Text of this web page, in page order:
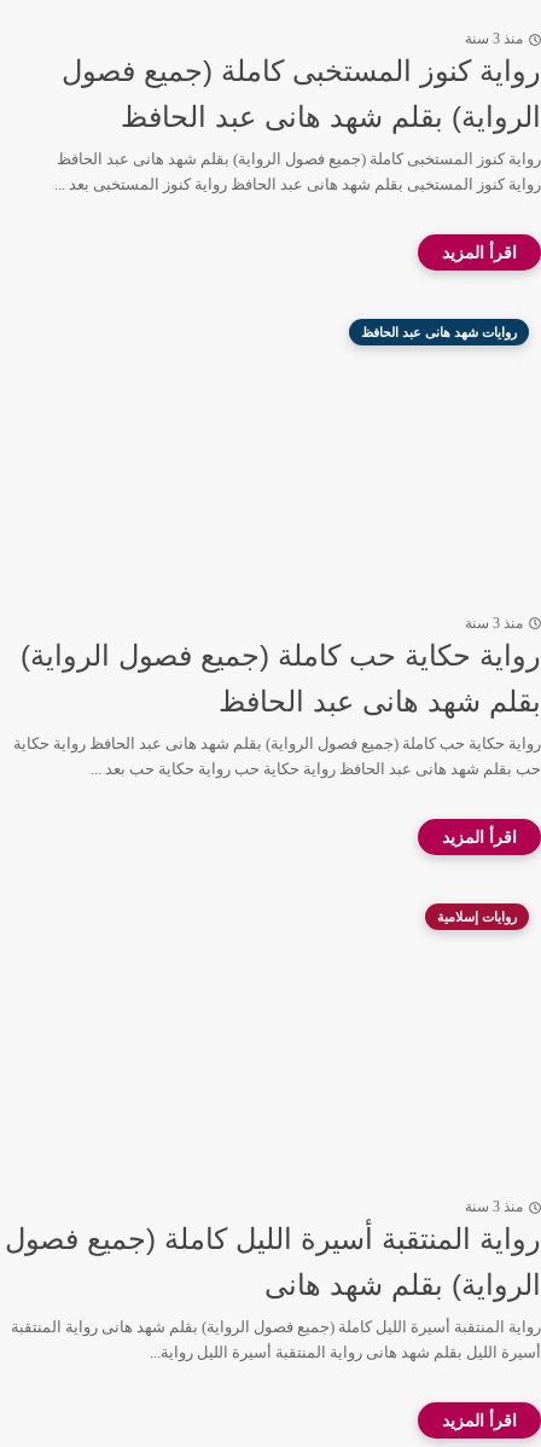
منذ 3 سنة
رواية كنوز المستخبى كاملة (جميع فصول
الرواية) بقلم شهد هانى عبد الحافظ
رواية كنوز المستخبى كاملة (جميع فصول الرواية) بقلم شهد هانى عبد الحافظ
رواية كنوز المستخبى بقلم شهد هانى عبد الحافظ رواية كنوز المستخبى بعد ...
روايات شهد هانى عبد الحافظ
منذ 3 سنة
رواية حكاية حب كاملة (جميع فصول الرواية)
بقلم شهد هانى عبد الحافظ
رواية حكاية حب كاملة (جميع فصول الرواية) بقلم شهد هانى عبد الحافظ رواية حكاية
حب بقلم شهد هانى عبد الحافظ رواية حكاية حب رواية حكاية حب بعد ...
روايات إسلامية
منذ 3 سنة
رواية المنتقبة أسيرة الليل كاملة (جميع فصول
الرواية) بقلم شهد هانى
رواية المنتقبة أسيرة الليل كاملة (جميع فصول الرواية) بقلم شهد هانى رواية المنتقبة
أسيرة الليل بقلم شهد هانى رواية المنتقبة أسيرة الليل رواية...